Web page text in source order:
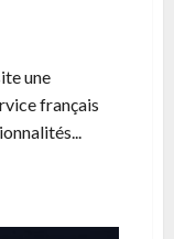
une
français